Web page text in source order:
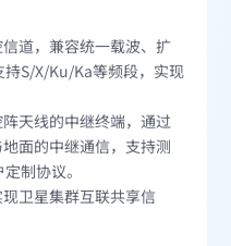
道，兼容统一载波、扩
持S/X/Ku/Ka等频段，实现
天线的中继终端，通过
面的中继通信，支持测
制协议。
卫星集群互联共享信